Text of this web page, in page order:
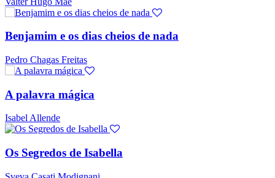
Benjamim e os dias cheios de nada
Pedro Chagas Freitas
A palavra mágica
Isabel Allende
Os Segredos de Isabella